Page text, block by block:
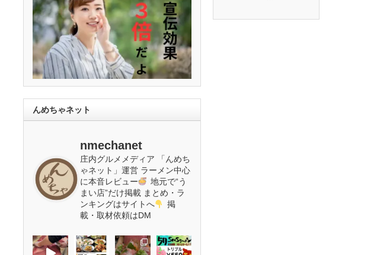
んめちゃネット
nmechanet
庄内グルメメディア 「んめち
ゃネット」運営 ラーメン中心
に本音レビュー
地元で“う
まい店”だけ掲載 まとめ・ラ
ンキングはサイトへ
掲
載・取材依頼はDM